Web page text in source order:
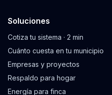
Soluciones
Cotiza tu sistema · 2 min
Cuánto cuesta en tu municipio
Empresas y proyectos
Respaldo para hogar
Energía para finca